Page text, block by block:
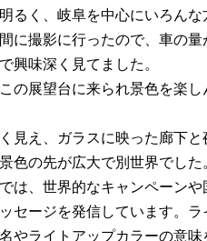
るく、岐阜を中心にいろんな
に撮影に行ったので、車の
興味深く見てました。
の展望台に来られ景色を楽
見え、ガラスに映った廊下
色の先が広大で別世界でした
は、世界的なキャンペーン
セージを発信しています。
やライトアップカラーの意